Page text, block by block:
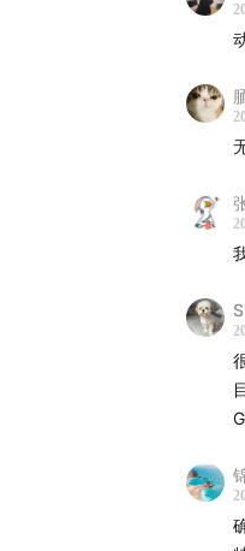
（
度减
型。
21个
Blues
心跳
类处